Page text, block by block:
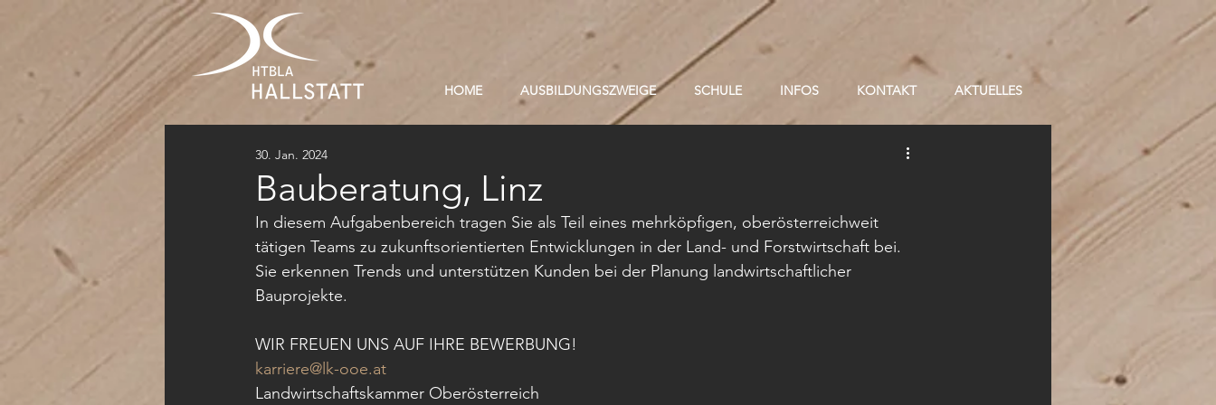
HOME AUSBILDUNGSZWEIGE SCHULE INFOS KONTAKT AKTUELLES
Bauberatung, Linz
30. Jan. 2024
In diesem Aufgabenbereich tragen Sie als Teil eines mehrköpfigen, oberösterreichweit
tätigen Teams zu zukunftsorientierten Entwicklungen in der Land- und Forstwirtschaft bei.
Sie erkennen Trends und unterstützen Kunden bei der Planung landwirtschaftlicher
Bauprojekte.
WIR FREUEN UNS AUF IHRE BEWERBUNG!
karriere@lk-ooe.at
Landwirtschaftskammer Oberösterreich